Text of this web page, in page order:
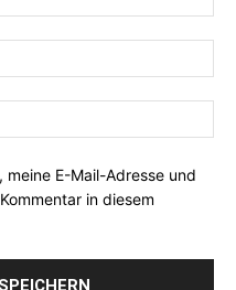
meine E-Mail-Adresse und
in diesem